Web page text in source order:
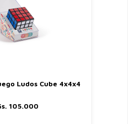
Ludos Cube 4x4x4
105.000